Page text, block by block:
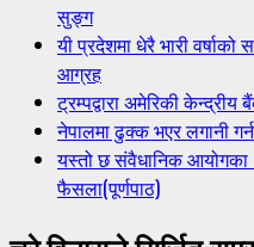
सुङ्ग
यी प्रदेशमा धेरै भारी
आग्रह
ट्रम्पद्वारा अमेरिकी केन्द्रीय
नेपालमा ढुक्क भएर लगानी
यस्तो छ संवैधानिक आयोगका
फैसला(पूर्णपाठ)